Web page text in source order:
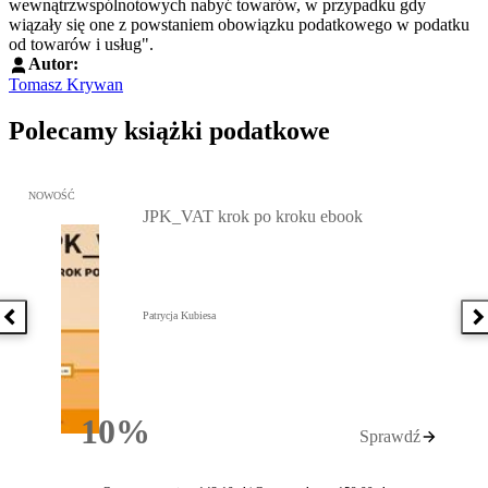
wewnątrzwspólnotowych nabyć towarów, w przypadku gdy
wiązały się one z powstaniem obowiązku podatkowego w podatku
od towarów i usług".
Autor:
Tomasz Krywan
Polecamy książki podatkowe
Poprzednia książka
Przejdź do: JPK_VAT krok po kroku ebook, Patrycja Kubiesa -
NOWOŚĆ
10%Rabatu
JPK_VAT krok po kroku ebook
Patrycja Kubiesa
Sprawdź